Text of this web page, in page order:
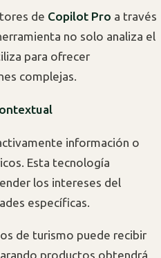
de Copilot Pro a través
no solo analiza el
para ofrecer
complejas.
información o
Esta tecnología
los intereses del
específicas.
de turismo puede recibir
productos obtendrá